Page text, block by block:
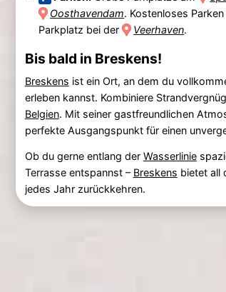
Oosthavendam. Kostenloses
Parkplatz bei der
Veerhaven.
Bis bald in Breskens!
Breskens ist ein Ort, an dem du
erleben kannst. Kombiniere
Belgien. Mit seiner gastfreundlichen
perfekte Ausgangspunkt für einen
Ob du gerne entlang der Wasserlinie
Terrasse entspannst – Breskens bietet all
jedes Jahr zurückkehren.